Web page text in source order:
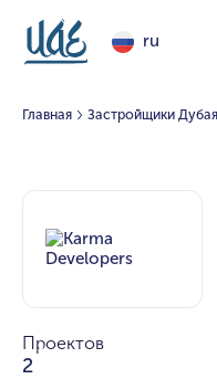
ru
Главная Застройщики Дубая
Проектов
2